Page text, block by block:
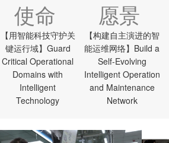
使命
【用智能科技守护关
键运行域】Guard
Critical Operational
Domains with
Intelligent
Technology
愿景
【构建自主演进的智
能运维网络】Build a
Self-Evolving
Intelligent Operation
and Maintenance
Network